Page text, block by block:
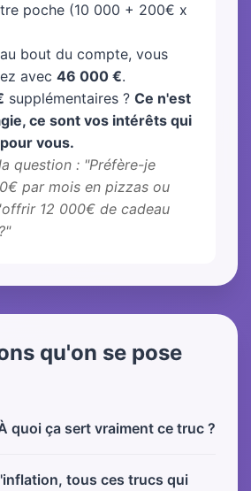
poche (10 000 + 200€ x
bout du compte, vous
avec 46 000 €.
supplémentaires ? Ce n'est
ce sont vos intérêts qui
vous.
question : "Préfère-je
par mois en pizzas ou
12 000€ de cadeau
qu'on se pose
quoi ça sert vraiment ce truc ?
tous ces trucs qui